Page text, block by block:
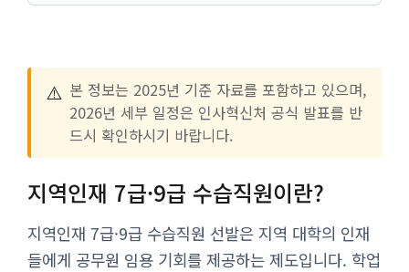
⚠️ 본 정보는 2025년 기준 자료를 포함하고 있으며,
2026년 세부 일정은 인사혁신처 공식 발표를 반
드시 확인하시기 바랍니다.
지역인재 7급·9급 수습직원이란?
지역인재 7급·9급 수습직원 선발은 지역 대학의 인재
들에게 공무원 임용 기회를 제공하는 제도입니다. 학업